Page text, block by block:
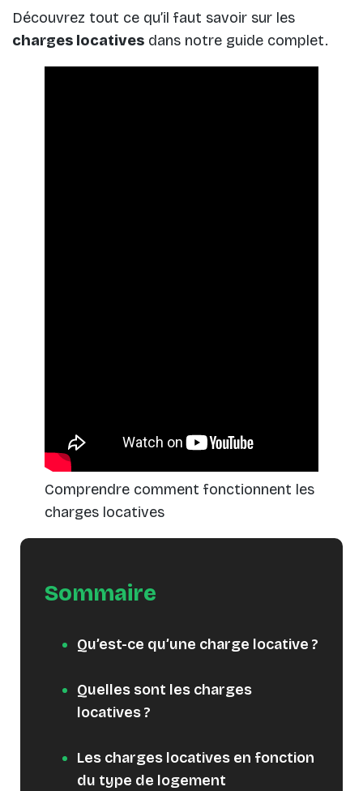
Découvrez tout ce qu’il faut savoir sur les
charges locatives dans notre guide complet.
Comprendre comment fonctionnent les
charges locatives
Sommaire
Qu’est-ce qu’une charge locative ?
Quelles sont les charges
locatives ?
Les charges locatives en fonction
du type de logement